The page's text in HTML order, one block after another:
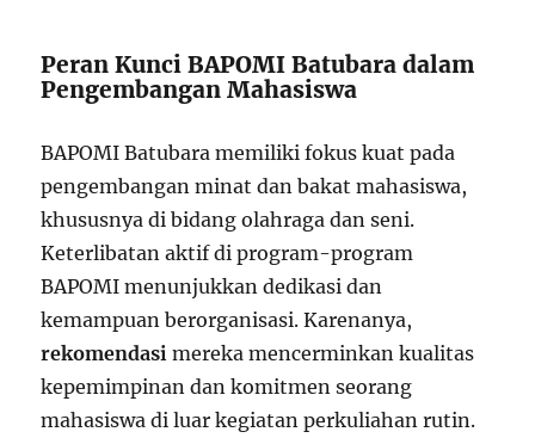
Peran Kunci BAPOMI Batubara dalam
Pengembangan Mahasiswa
BAPOMI Batubara memiliki fokus kuat pada
pengembangan minat dan bakat mahasiswa,
khususnya di bidang olahraga dan seni.
Keterlibatan aktif di program-program
BAPOMI menunjukkan dedikasi dan
kemampuan berorganisasi. Karenanya,
rekomendasi mereka mencerminkan kualitas
kepemimpinan dan komitmen seorang
mahasiswa di luar kegiatan perkuliahan rutin.